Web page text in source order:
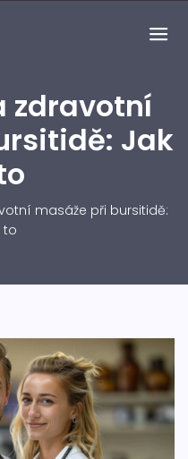
zdravotní
Jak
masáže při bursitidě:
to